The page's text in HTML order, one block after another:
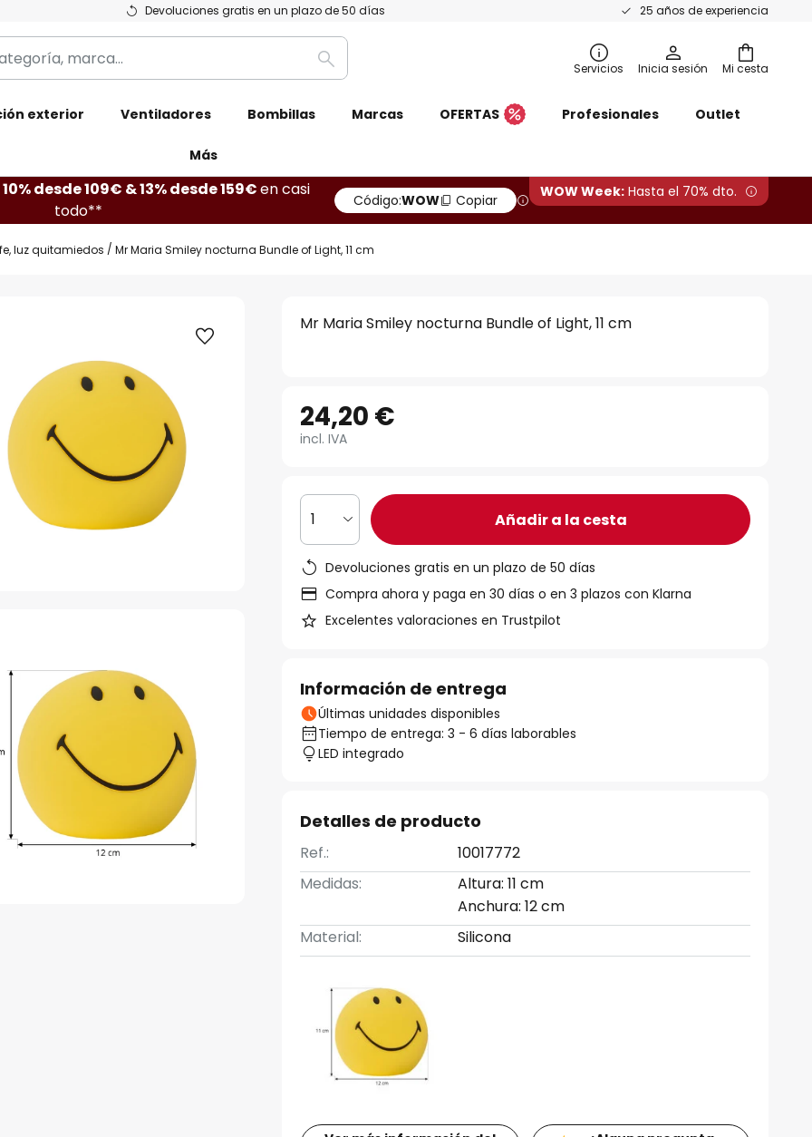
Devoluciones gratis en un plazo de 50 días 25 años de experiencia
Mi cesta
Buscar Servicios Inicia sesión
exterior Ventiladores Bombillas Marcas OFERTAS Profesionales Outlet
Más
10% desde 109€ & 13% desde 159€en casi
todo**
Código:WOW Copiar WOW Week: Hasta el 70% dto.
luz quitamiedos Mr Maria Smiley nocturna Bundle of Light, 11 cm
Mr Maria Smiley nocturna Bundle of Light, 11 cm
24,20 €
incl. IVA
1 Añadir a la cesta
Devoluciones gratis en un plazo de 50 días
Compra ahora y paga en 30 días o en 3 plazos con Klarna
Excelentes valoraciones en Trustpilot
Información de entrega
Últimas unidades disponibles
Tiempo de entrega: 3 - 6 días laborables
LED integrado
Detalles de producto
Ref.:
10017772
Medidas:
Altura: 11 cm
Anchura: 12 cm
Material:
Silicona